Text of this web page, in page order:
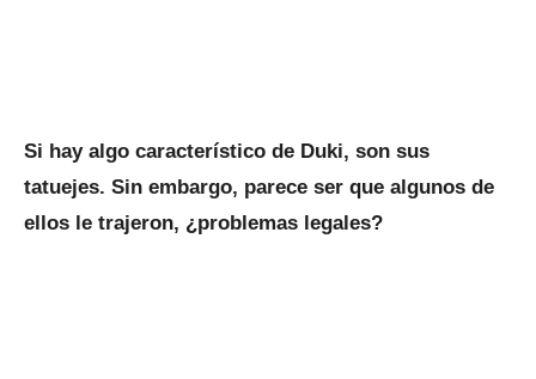
Si hay algo característico de Duki, son sus
tatuejes. Sin embargo, parece ser que algunos de
ellos le trajeron, ¿problemas legales?